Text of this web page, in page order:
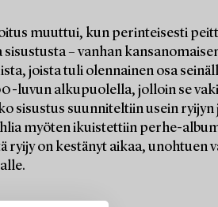
muuttui, kun perinteisesti
– vanhan
joista tuli olennainen osa
luvun alkupuolella, jolloin se
sisustus suunniteltiin usein
myöten ikuistettiin perhe-
on kestänyt aikaa, unohtuen